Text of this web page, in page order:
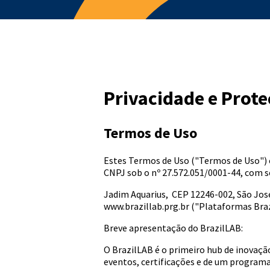
Privacidade e
Termos de Uso
Estes Termos de Uso ("Termos de
CNPJ sob o nº 27.572.051/0001-44, com
Jadim Aquarius, CEP 12246-002, São
www.brazillab.prg.br ("Plataformas
Breve apresentação do BrazilLAB:
O BrazilLAB é o primeiro hub de
eventos, certificações e de um